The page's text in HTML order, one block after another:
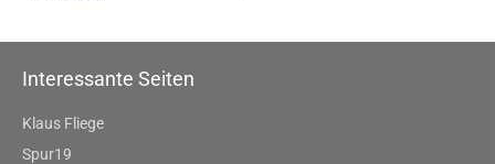
Interessante Seiten
Klaus Fliege
Spur19